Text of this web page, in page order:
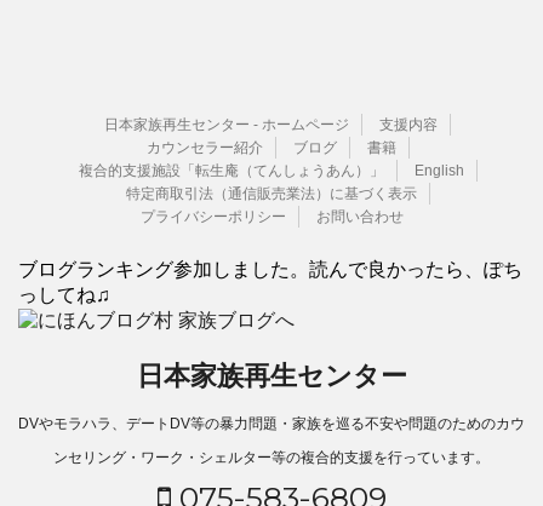
日本家族再生センター - ホームページ
支援内容
カウンセラー紹介
ブログ
書籍
複合的支援施設「転生庵（てんしょうあん）」
English
特定商取引法（通信販売業法）に基づく表示
プライバシーポリシー
お問い合わせ
ブログランキング参加しました。読んで良かったら、ぽち
っしてね♫
日本家族再生センター
DVやモラハラ、デートDV等の暴力問題・家族を巡る不安や問題のためのカウ
ンセリング・ワーク・シェルター等の複合的支援を行っています。
075-583-6809